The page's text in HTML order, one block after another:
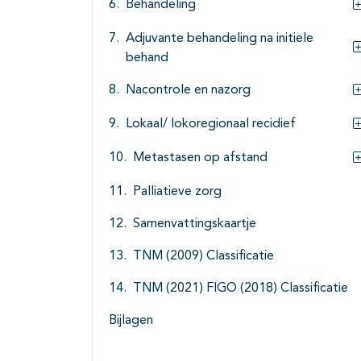
Behandeling
Adjuvante behandeling na initiele
behand
Nacontrole en nazorg
Lokaal/ lokoregionaal recidief
Metastasen op afstand
Palliatieve zorg
Samenvattingskaartje
TNM (2009) Classificatie
TNM (2021) FIGO (2018) Classificatie
Bijlagen